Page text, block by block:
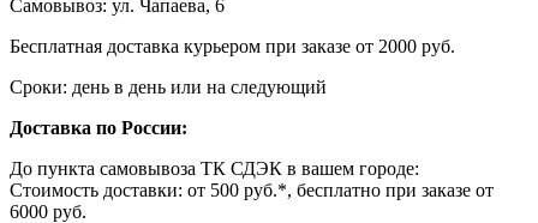
Самовывоз: ул. Чапаева, 6
Бесплатная доставка курьером при заказе от 2000 руб.
Сроки: день в день или на следующий
Доставка по России:
До пункта самовывоза ТК СДЭК в вашем городе:
Стоимость доставки: от 500 руб.*, бесплатно при заказе от
6000 руб.